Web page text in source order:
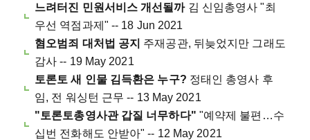
느려터진 민원서비스 개선될까 김 신임총영사 "최
우선 역점과제" -- 18 Jun 2021
혐오범죄 대처법 공지 주재공관, 뒤늦었지만 그래도
감사 -- 19 May 2021
토론토 새 인물 김득환은 누구? 정태인 총영사 후
임, 전 워싱턴 근무 -- 13 May 2021
"토론토총영사관 갑질 너무하다" "예약제 불편…수
십번 전화해도 안받아" -- 12 May 2021